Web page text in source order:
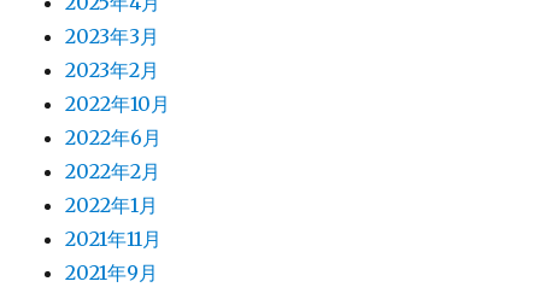
2023年3月
2023年2月
2022年10月
2022年6月
2022年2月
2022年1月
2021年11月
2021年9月